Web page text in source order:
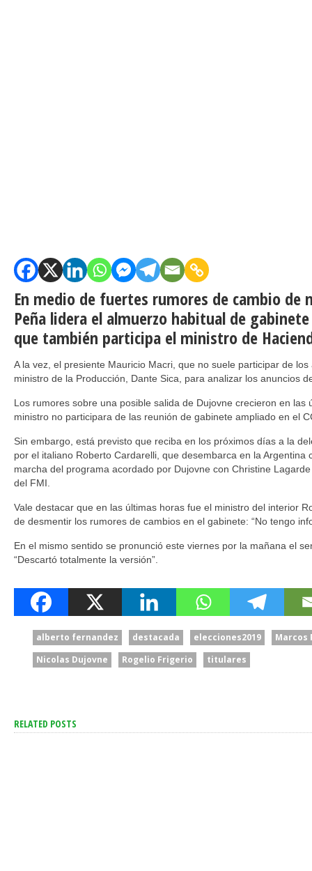
En medio de fuertes rumores de cambio de
Peña lidera el almuerzo habitual de
que también participa el ministro de
A la vez, el presiente Mauricio Macri, que no suele participar de
ministro de la Producción, Dante Sica, para analizar los anuncios
Los rumores sobre una posible salida de Dujovne crecieron en las
ministro no participara de las reunión de gabinete ampliado en el
Sin embargo, está previsto que reciba en los próximos días a la
por el italiano Roberto Cardarelli, que desembarca en la Argentina
marcha del programa acordado por Dujovne con Christine
del FMI.
Vale destacar que en las últimas horas fue el ministro del interior
de desmentir los rumores de cambios en el gabinete: “No tengo
En el mismo sentido se pronunció este viernes por la mañana el
“Descartó totalmente la versión”.
alberto fernandez destacada elecciones2019
Marcos
Nicolas Dujovne
Rogelio Frigerio titulares
RELATED POSTS